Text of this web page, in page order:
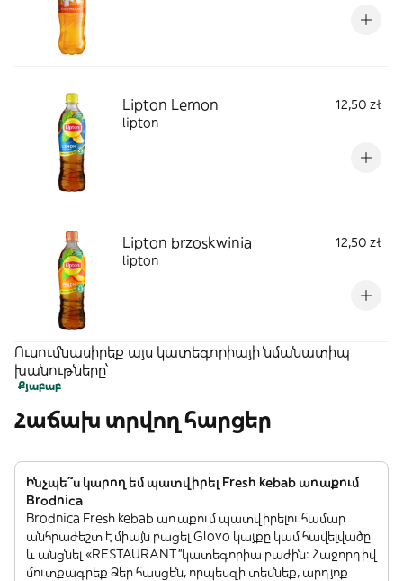
Lipton Lemon
12,50 zł
lipton
Lipton brzoskwinia
12,50 zł
lipton
Ուսումնասիրեք այս կատեգորիայի նմանատիպ
խանութները՝
Քյաբաբ
Հաճախ տրվող հարցեր
Ինչպե՞ս կարող եմ պատվիրել Fresh kebab առաքում
Brodnica
Brodnica Fresh kebab առաքում պատվիրելու համար
անհրաժեշտ է միայն բացել Glovo կայքը կամ հավելվածը
և անցնել «RESTAURANT”կատեգորիա բաժին: Հաջորդիվ
մուտքագրեք Ձեր հասցեն, որպեսզի տեսնեք, արդյոք